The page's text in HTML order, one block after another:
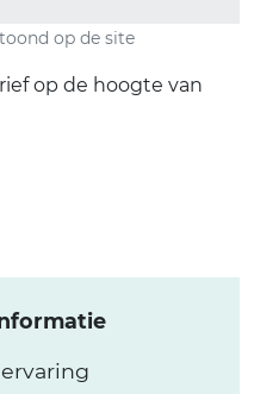
op de site
op de hoogte van
ervaring